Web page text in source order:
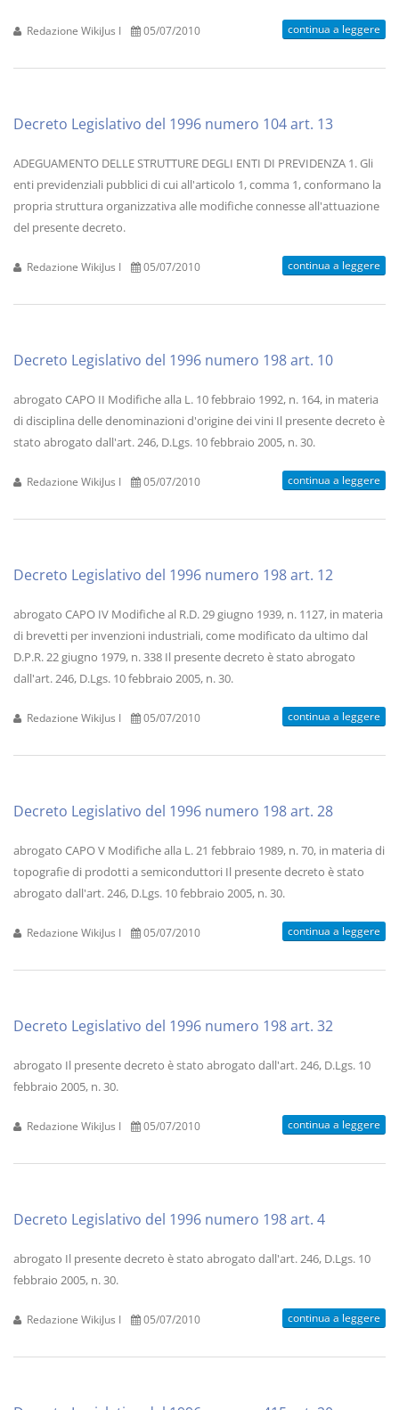
Redazione WikiJus I 05/07/2010 continua a leggere
Decreto Legislativo del 1996 numero 104 art. 13
ADEGUAMENTO DELLE STRUTTURE DEGLI ENTI DI PREVIDENZA 1. Gli
enti previdenziali pubblici di cui all'articolo 1, comma 1, conformano la
propria struttura organizzativa alle modifiche connesse all'attuazione
del presente decreto.
Redazione WikiJus I 05/07/2010 continua a leggere
Decreto Legislativo del 1996 numero 198 art. 10
abrogato CAPO II Modifiche alla L. 10 febbraio 1992, n. 164, in materia
di disciplina delle denominazioni d'origine dei vini Il presente decreto è
stato abrogato dall'art. 246, D.Lgs. 10 febbraio 2005, n. 30.
Redazione WikiJus I 05/07/2010 continua a leggere
Decreto Legislativo del 1996 numero 198 art. 12
abrogato CAPO IV Modifiche al R.D. 29 giugno 1939, n. 1127, in materia
di brevetti per invenzioni industriali, come modificato da ultimo dal
D.P.R. 22 giugno 1979, n. 338 Il presente decreto è stato abrogato
dall'art. 246, D.Lgs. 10 febbraio 2005, n. 30.
Redazione WikiJus I 05/07/2010 continua a leggere
Decreto Legislativo del 1996 numero 198 art. 28
abrogato CAPO V Modifiche alla L. 21 febbraio 1989, n. 70, in materia di
topografie di prodotti a semiconduttori Il presente decreto è stato
abrogato dall'art. 246, D.Lgs. 10 febbraio 2005, n. 30.
Redazione WikiJus I 05/07/2010 continua a leggere
Decreto Legislativo del 1996 numero 198 art. 32
abrogato Il presente decreto è stato abrogato dall'art. 246, D.Lgs. 10
febbraio 2005, n. 30.
Redazione WikiJus I 05/07/2010 continua a leggere
Decreto Legislativo del 1996 numero 198 art. 4
abrogato Il presente decreto è stato abrogato dall'art. 246, D.Lgs. 10
febbraio 2005, n. 30.
Redazione WikiJus I 05/07/2010 continua a leggere